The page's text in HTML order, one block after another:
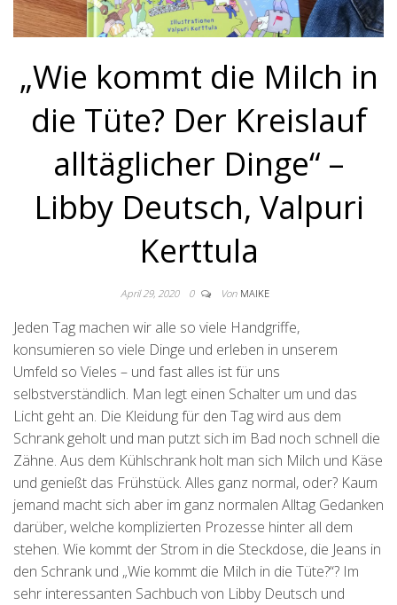
„Wie kommt die Milch in
die Tüte? Der Kreislauf
alltäglicher Dinge“ –
Libby Deutsch, Valpuri
Kerttula
April 29, 2020 0 Von MAIKE
Jeden Tag machen wir alle so viele Handgriffe,
konsumieren so viele Dinge und erleben in unserem
Umfeld so Vieles – und fast alles ist für uns
selbstverständlich. Man legt einen Schalter um und das
Licht geht an. Die Kleidung für den Tag wird aus dem
Schrank geholt und man putzt sich im Bad noch schnell die
Zähne. Aus dem Kühlschrank holt man sich Milch und Käse
und genießt das Frühstück. Alles ganz normal, oder? Kaum
jemand macht sich aber im ganz normalen Alltag Gedanken
darüber, welche komplizierten Prozesse hinter all dem
stehen. Wie kommt der Strom in die Steckdose, die Jeans in
den Schrank und „Wie kommt die Milch in die Tüte?“? Im
sehr interessanten Sachbuch von Libby Deutsch und